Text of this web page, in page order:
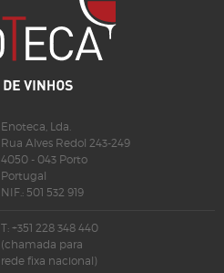
Enoteca, Lda.
Rua Alves Redol 243-249
4050 - 043 Porto
Portugal
NIF.: 501 532 919
T: +351 228 348 440
(chamada para
rede fixa nacional)